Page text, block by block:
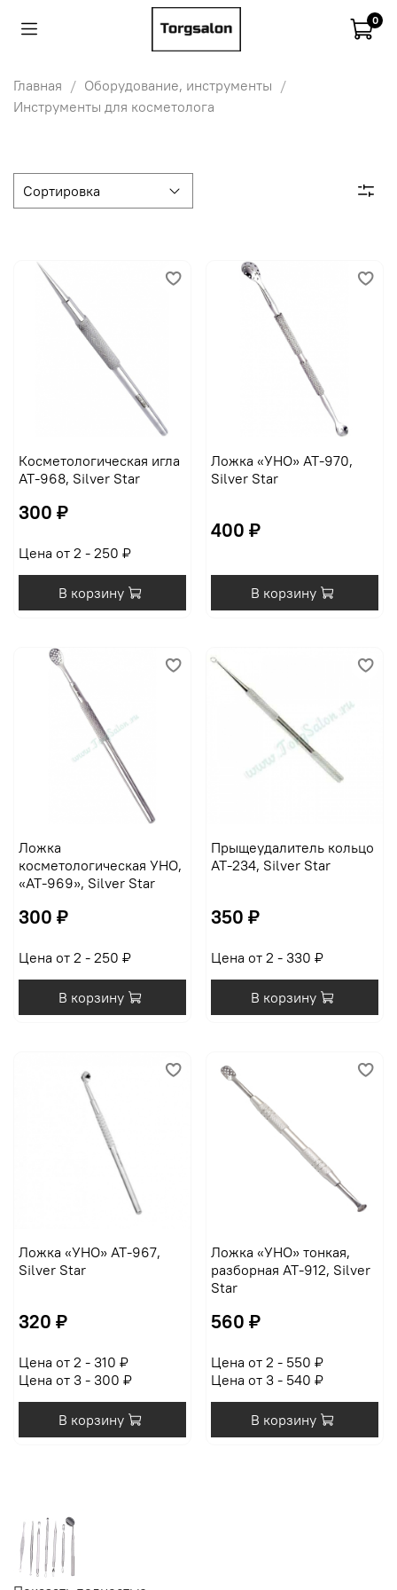
0
Главная
Оборудование, инструменты
Инструменты для косметолога
Косметологическая игла
AT-968, Silver Star
300 ₽
Цена от 2 - 250 ₽
В корзину
Ложка «УНО» AT-970,
Silver Star
400 ₽
В корзину
Ложка
косметологическая УНО,
«AT-969», Silver Star
300 ₽
Цена от 2 - 250 ₽
В корзину
Прыщеудалитель кольцо
AT-234, Silver Star
350 ₽
Цена от 2 - 330 ₽
В корзину
Ложка «УНО» AT-967,
Silver Star
320 ₽
Цена от 2 - 310 ₽
Цена от 3 - 300 ₽
В корзину
Ложка «УНО» тонкая,
разборная AT-912, Silver
Star
560 ₽
Цена от 2 - 550 ₽
Цена от 3 - 540 ₽
В корзину